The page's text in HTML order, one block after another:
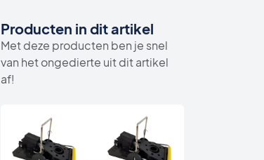
Producten in dit artikel
Met deze producten ben je snel
van het ongedierte uit dit artikel
af!